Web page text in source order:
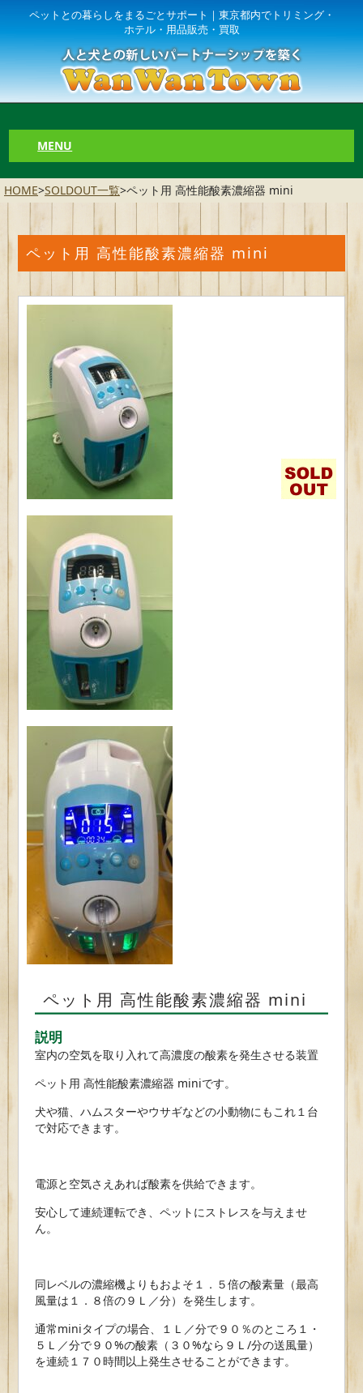
ペットとの暮らしをまるごとサポート｜東京都内でトリミング・
ホテル・用品販売・買取
MENU
HOME>SOLDOUT一覧>ペット用 高性能酸素濃縮器 mini
ペット用 高性能酸素濃縮器 mini
ペット用 高性能酸素濃縮器 mini
説明
室内の空気を取り入れて高濃度の酸素を発生させる装置
ペット用 高性能酸素濃縮器 miniです。
犬や猫、ハムスターやウサギなどの小動物にもこれ１台
で対応できます。
電源と空気さえあれば酸素を供給できます。
安心して連続運転でき、ペットにストレスを与えませ
ん。
同レベルの濃縮機よりもおよそ１．５倍の酸素量（最高
風量は１．８倍の９Ｌ／分）を発生します。
通常miniタイプの場合、１Ｌ／分で９０％のところ１・
５Ｌ／分で９０%の酸素（３０%なら９Ｌ/分の送風量）
を連続１７０時間以上発生させることができます。